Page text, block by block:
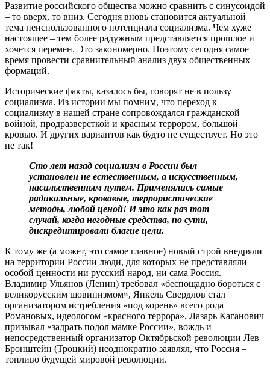
Развитие российского общества можно сравнить с синусоидой
– то вверх, то вниз. Сегодня вновь становится актуальной
тема неиспользованного потенциала социализма. Чем хуже
настоящее – тем более радужным представляется прошлое и
хочется перемен. Это закономерно. Поэтому сегодня самое
время провести сравнительный анализ двух общественных
формаций.
Исторические факты, казалось бы, говорят не в пользу
социализма. Из истории мы помним, что переход к
социализму в нашей стране сопровождался гражданской
войной, продразверсткой и красным террором, большой
кровью. И других вариантов как будто не существует. Но это
не так!
Сто лет назад социализм в России был
установлен не естественным, а искусственным,
насильственным путем. Применялись самые
радикальные, кровавые, террористические
методы, любой ценой! И это как раз тот
случай, когда негодные средства, по сути,
дискредитировали благие цели.
К тому же (а может, это самое главное) новый строй внедряли
на территории России люди, для которых не представляли
особой ценности ни русский народ, ни сама Россия.
Владимир Ульянов (Ленин) требовал «беспощадно бороться с
великорусским шовинизмом», Янкель Свердлов стал
организатором истребления «под корень» всего рода
Романовых, идеологом «красного террора», Лазарь Каганович
призывал «задрать подол мамке России», вождь и
непосредственный организатор Октябрьской революции Лев
Бронштейн (Троцкий) неоднократно заявлял, что Россия –
топливо будущей мировой революции.